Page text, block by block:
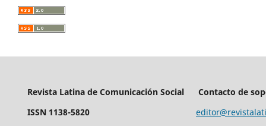
Revista Latina de Comunicación Social
ISSN 1138-5820
Contacto de